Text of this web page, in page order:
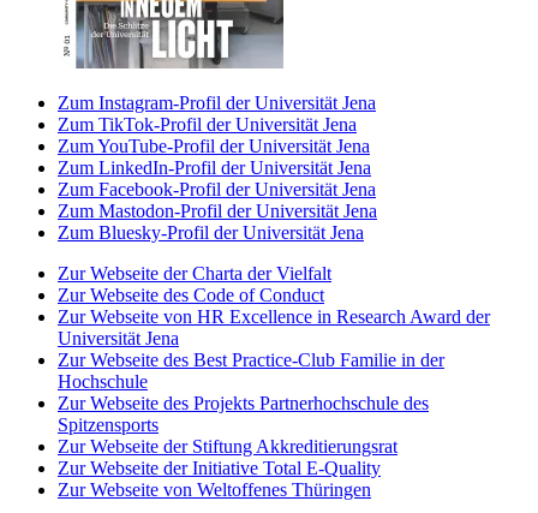
Zum Instagram-Profil der Universität Jena
Zum TikTok-Profil der Universität Jena
Zum YouTube-Profil der Universität Jena
Zum LinkedIn-Profil der Universität Jena
Zum Facebook-Profil der Universität Jena
Zum Mastodon-Profil der Universität Jena
Zum Bluesky-Profil der Universität Jena
Zur Webseite der Charta der Vielfalt
Zur Webseite des Code of Conduct
Zur Webseite von HR Excellence in Research Award der
Universität Jena
Zur Webseite des Best Practice-Club Familie in der
Hochschule
Zur Webseite des Projekts Partnerhochschule des
Spitzensports
Zur Webseite der Stiftung Akkreditierungsrat
Zur Webseite der Initiative Total E-Quality
Zur Webseite von Weltoffenes Thüringen